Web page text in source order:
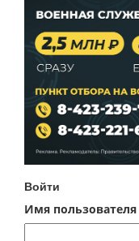
Войти
Имя пользователя